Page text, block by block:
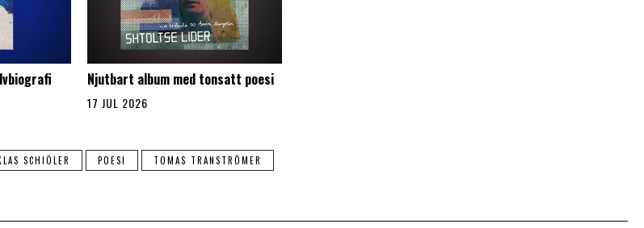
Njutbart album med tonsatt poesi
17 JUL 2026
SCHIÖLER POESI TOMAS TRANSTRÖMER